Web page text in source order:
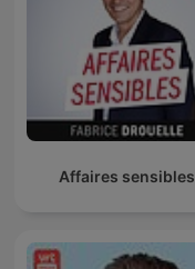
Affaires sensibles